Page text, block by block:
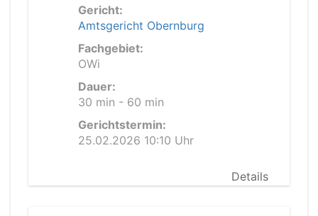
Gericht:
Amtsgericht Obernburg
Fachgebiet:
OWi
Dauer:
30 min - 60 min
Gerichtstermin:
25.02.2026 10:10 Uhr
Details